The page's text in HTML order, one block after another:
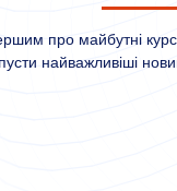
про майбутні
найважливіші